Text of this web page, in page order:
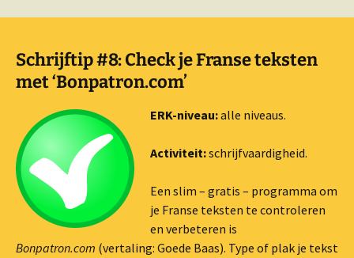
Schrijftip #8: Check je Franse teksten
met ‘Bonpatron.com’
ERK-niveau:alle niveaus.
Activiteit:schrijfvaardigheid.
Een slim – gratis – programma om
je Franse teksten te controleren
en verbeteren is
Bonpatron.com (vertaling: Goede Baas). Type of plak je tekst